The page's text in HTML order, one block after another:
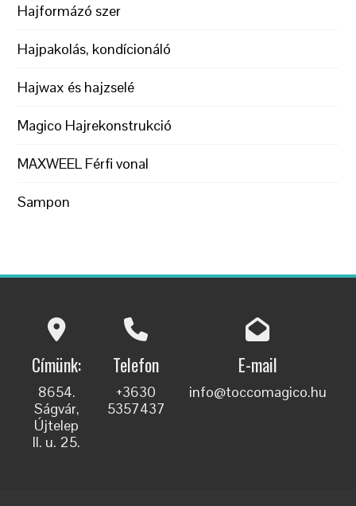
Hajformázó szer
Hajpakolás, kondícionáló
Hajwax és hajzselé
Magico Hajrekonstrukció
MAXWEEL Férfi vonal
Sampon
Címünk:
8654.
Ságvár,
Újtelep
II. u. 25.
Telefon
+3630
5357437
E-mail
info@toccomagico.hu